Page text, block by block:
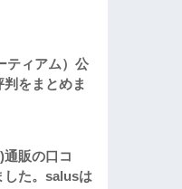
ティアム）公
をまとめま
販の口コ
した。salusは